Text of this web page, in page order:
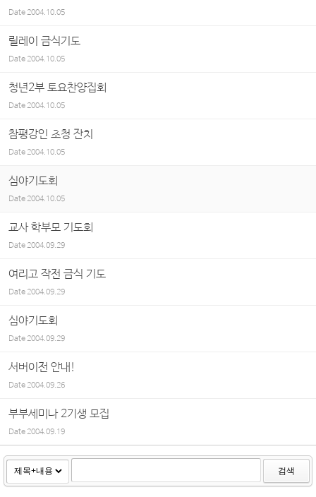
Date2004.10.05
릴레이 금식기도
Date2004.10.05
청년2부 토요찬양집회
Date2004.10.05
참평강인 초청 잔치
Date2004.10.05
심야기도회
Date 2004.10.05
교사 학부모 기도회
Date2004.09.29
여리고 작전 금식 기도
Date2004.09.29
심야기도회
Date2004.09.29
서버이전 안내!
Date2004.09.26
부부세미나 2기생 모집
Date2004.09.19
검색